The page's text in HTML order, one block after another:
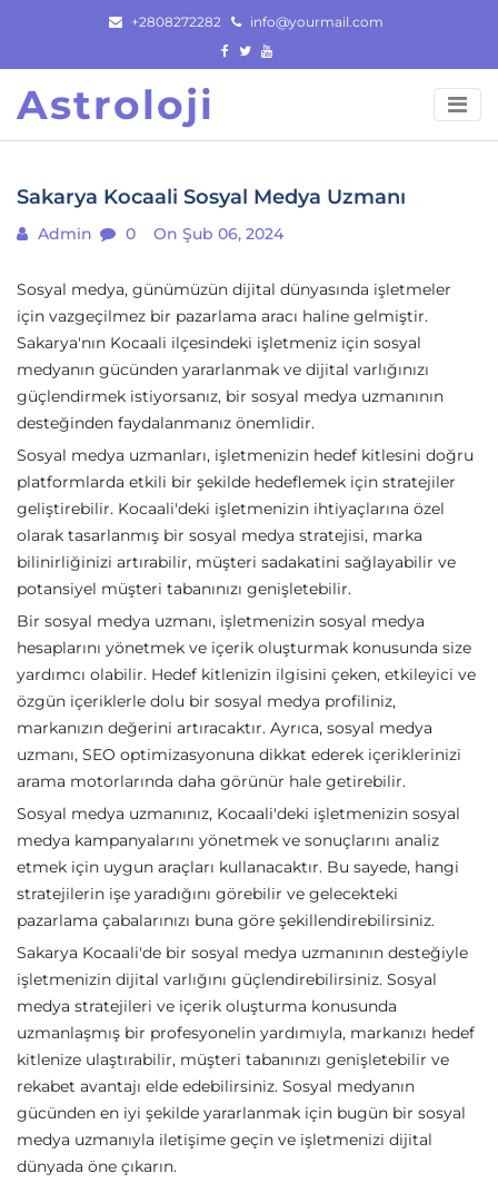
content
+2808272282 info@yourmail.com
Astroloji
Sakarya Kocaali Sosyal Medya Uzmanı
Admin 0 On Şub 06, 2024
Sosyal medya, günümüzün dijital dünyasında işletmeler
için vazgeçilmez bir pazarlama aracı haline gelmiştir.
Sakarya'nın Kocaali ilçesindeki işletmeniz için sosyal
medyanın gücünden yararlanmak ve dijital varlığınızı
güçlendirmek istiyorsanız, bir sosyal medya uzmanının
desteğinden faydalanmanız önemlidir.
Sosyal medya uzmanları, işletmenizin hedef kitlesini doğru
platformlarda etkili bir şekilde hedeflemek için stratejiler
geliştirebilir. Kocaali'deki işletmenizin ihtiyaçlarına özel
olarak tasarlanmış bir sosyal medya stratejisi, marka
bilinirliğinizi artırabilir, müşteri sadakatini sağlayabilir ve
potansiyel müşteri tabanınızı genişletebilir.
Bir sosyal medya uzmanı, işletmenizin sosyal medya
hesaplarını yönetmek ve içerik oluşturmak konusunda size
yardımcı olabilir. Hedef kitlenizin ilgisini çeken, etkileyici ve
özgün içeriklerle dolu bir sosyal medya profiliniz,
markanızın değerini artıracaktır. Ayrıca, sosyal medya
uzmanı, SEO optimizasyonuna dikkat ederek içeriklerinizi
arama motorlarında daha görünür hale getirebilir.
Sosyal medya uzmanınız, Kocaali'deki işletmenizin sosyal
medya kampanyalarını yönetmek ve sonuçlarını analiz
etmek için uygun araçları kullanacaktır. Bu sayede, hangi
stratejilerin işe yaradığını görebilir ve gelecekteki
pazarlama çabalarınızı buna göre şekillendirebilirsiniz.
Sakarya Kocaali'de bir sosyal medya uzmanının desteğiyle
işletmenizin dijital varlığını güçlendirebilirsiniz. Sosyal
medya stratejileri ve içerik oluşturma konusunda
uzmanlaşmış bir profesyonelin yardımıyla, markanızı hedef
kitlenize ulaştırabilir, müşteri tabanınızı genişletebilir ve
rekabet avantajı elde edebilirsiniz. Sosyal medyanın
gücünden en iyi şekilde yararlanmak için bugün bir sosyal
medya uzmanıyla iletişime geçin ve işletmenizi dijital
dünyada öne çıkarın.